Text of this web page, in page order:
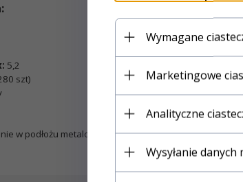
5,2
szt)
w podłożu metalowym podczas różnego typu prac
Wymagane
Marketingowe
Analityczne
Wysyłanie